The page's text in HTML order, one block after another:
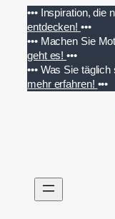
Inhalt
springen
••• Inspiration, die
entdecken! •••
••• Machen Sie
geht es!•••
••• Was Sie täglich
mehr erfahren! •••